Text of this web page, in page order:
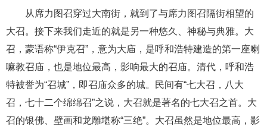
从席力图召穿过大南街，就到了与席力图召隔街相望的
大召。接下来我们走近的就是另一种悠久、神秘与典雅。大
召，蒙语称“伊克召”，意为大庙，是呼和浩特建造的第一座喇
嘛教召庙，也是地位最高，影响最大的召庙。清代，呼和浩
特被誉为“召城”，即召庙众多的城。民间有“七大召，八大
召，七十二个绵绵召”之说，大召就是著名的七大召之首。大
召的银佛、壁画和龙雕堪称“三绝”。大召虽然是地位最高，影